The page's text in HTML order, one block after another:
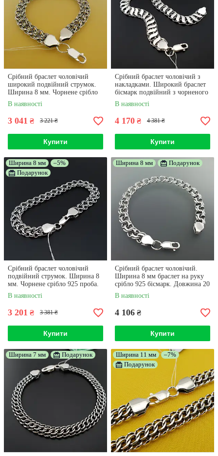
Срібний браслет чоловічий
широкий подвійний струмок.
Ширина 8 мм. Чорнене срібло
925. Довжина 19 см
В наявності
3 041 ₴ 3 221 ₴
Купити
Срібний браслет чоловічий з
накладками. Широкий браслет
бісмарк подвійний з чорненого
срібла 925 проби. 21 см
В наявності
4 170 ₴ 4 381 ₴
Купити
Ширина 8 мм
–5%
Подарунок
Срібний браслет чоловічий
подвійний струмок. Ширина 8
мм. Чорнене срібло 925 проба.
Довжина 21 см
В наявності
3 201 ₴ 3 381 ₴
Купити
Ширина 8 мм Подарунок
Срібний браслет чоловічий.
Ширина 8 мм браслет на руку
срібло 925 бісмарк. Довжина 20
см
В наявності
4 106 ₴
Купити
Ширина 7 мм Подарунок Ширина 11 мм
–7%
Подарунок